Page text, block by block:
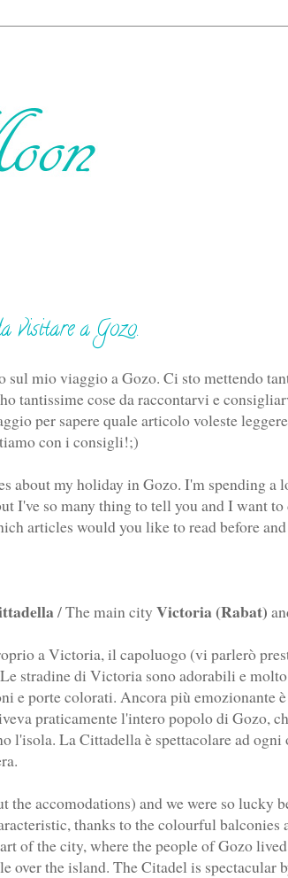
visitare a Gozo.
mio viaggio a Gozo. Ci sto mettendo
tantissime cose da raccontarvi e
per sapere quale articolo voleste
con i consigli!;)
about my holiday in Gozo. I'm spending a
I've so many thing to tell you and I want to
articles would you like to read before
/ The main city Victoria (Rabat)
a Victoria, il capoluogo (vi parlerò
stradine di Victoria sono adorabili e molto
e porte colorati. Ancora più emozionante
praticamente l'intero popolo di Gozo,
l'isola. La Cittadella è spettacolare ad
accomodations) and we were so lucky
thanks to the colourful balconies
of the city, where the people of Gozo
over the island. The Citadel is spectacular